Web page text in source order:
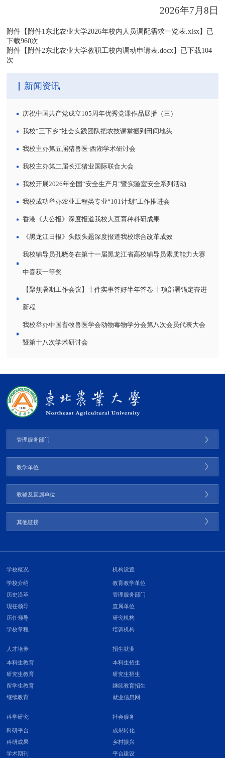
2026年7月8日
附件【 附件1东北农业大学2026年校内人员调配需求一览表.xlsx】已
下载960次
附件【 附件2东北农业大学教职工校内调动申请表.docx】已下载104
次
新闻资讯
庆祝中国共产党成立105周年优秀党课作品展播（三）
我校“三下乡”社会实践团队把农技课堂搬到田间地头
我校主办第五届猪兽医·西湖学术研讨会
我校主办第二届长江猪业国际联合大会
我校开展2026年全国“安全生产月”暨实验室安全系列活动
我校成功举办农业工程类专业“101计划”工作推进会
香港《大公报》深度报道我校大豆育种科研成果
《黑龙江日报》头版头题深度报道我校综合改革成效
我校辅导员孔晓冬在第十一届黑龙江省高校辅导员素质能力大赛
中喜获一等奖
【聚焦暑期工作会议】十件实事答好半年答卷 十项部署锚定奋进
新程
我校举办中国畜牧兽医学会动物毒物学分会第八次会员代表大会
暨第十八次学术研讨会
管理服务部门
教学单位
教辅及直属单位
其他链接
学校概况
学校介绍
历史沿革
现任领导
历任领导
学校章程
机构设置
教育教学单位
管理服务部门
直属单位
研究机构
培训机构
人才培养
本科生教育
研究生教育
留学生教育
继续教育
招生就业
本科生招生
研究生招生
继续教育招生
就业信息网
科学研究
科研平台
科研成果
学术期刊
社会服务
成果转化
乡村振兴
平台建设